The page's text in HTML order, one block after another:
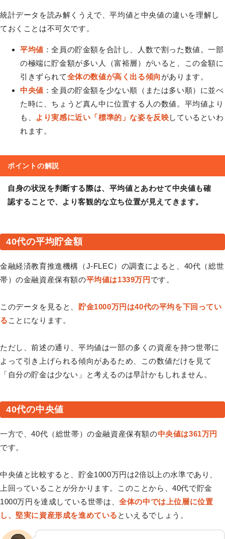
統計データを読み解くうえで、平均値と中央値の違いを理解し
ておくことは不可欠です。
平均値 ：全員の貯金額を合計し、人数で割った数値。一部
の極端に貯金額が多い人（富裕層）がいると、この金額に
引きずられて全体の数値が高く出る傾向があります。
中央値 ：全員の貯金額を少ない順（または多い順）に並べ
た時に、ちょうど真ん中に位置する人の数値。平均値より
も、
より実感に近い「標準的」な姿を反映しているといわ
れます。
ポイントの解説
自身の状況を判断する際は、平均値とあわせて中央値も確
認することで、より客観的な立ち位置が見えてきます。
40代の平均貯金額
金融経済教育推進機構（J-FLEC）の調査によると、40代（総世
帯）の金融資産保有額の平均値は1339万円 です。
このデータを見ると、 貯金1000万円は40代の平均を下回ってい
る ことになります。
ただし、前述の通り、平均値は一部の多くの資産を持つ世帯に
よって引き上げられる傾向があるため、この数値だけを見て
「自分の貯金は少ない」と考えるのは早計かもしれません。
40代の中央値
一方で、40代（総世帯）の金融資産保有額の中央値は361万円
です。
中央値と比較すると、貯金1000万円は2倍以上の水準であり、
上回っていることが分かります。このことから、40代で貯金
1000万円を達成している世帯は、全体の中では上位層に位置
し、堅実に資産形成を進めている といえるでしょう。